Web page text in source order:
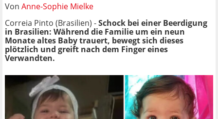
Von Anne-Sophie Mielke
Correia Pinto (Brasilien) -Schock bei einer Beerdigung
in Brasilien: Während die Familie um ein neun
Monate altes Baby trauert, bewegt sich dieses
plötzlich und greift nach dem Finger eines
Verwandten.